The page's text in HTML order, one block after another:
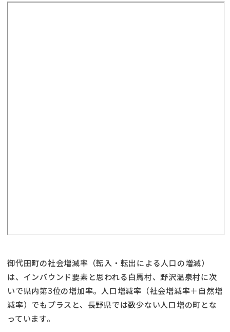
御代田町の社会増減率（転入・転出による人口の増減）
は、インバウンド要素と思われる白馬村、野沢温泉村に次
いで県内第3位の増加率。人口増減率（社会増減率＋自然増
減率）でもプラスと、長野県では数少ない人口増の町とな
っています。